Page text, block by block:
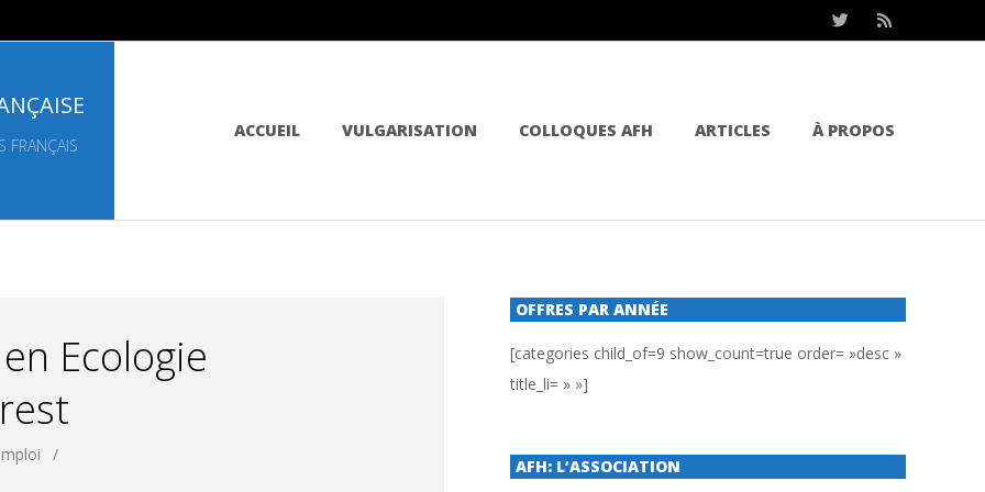
FRANÇAIS
ACCUEIL VULGARISATION COLLOQUES AFH ARTICLES À PROPOS
Ecologie
OFFRES PAR ANNÉE
[categories child_of=9 show_count=true order= »desc »
title_li= » »]
AFH: L’ASSOCIATION